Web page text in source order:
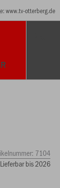
www.tv-otterberg.de
7104
Lieferbar bis 2026